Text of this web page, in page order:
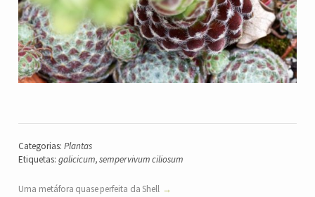
Categorias: Plantas
Etiquetas: galicicum,sempervivum ciliosum
Uma metáfora quase perfeita da Shell